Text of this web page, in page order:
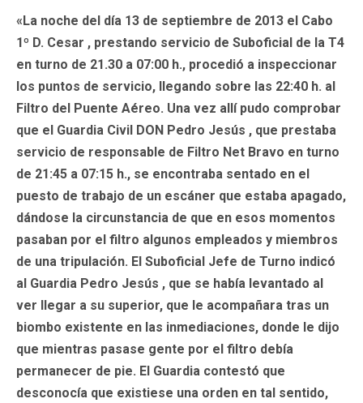
«La noche del día 13 de septiembre de 2013 el Cabo
1º D. Cesar , prestando servicio de Suboficial de la T4
en turno de 21.30 a 07:00 h., procedió a inspeccionar
los puntos de servicio, llegando sobre las 22:40 h. al
Filtro del Puente Aéreo. Una vez allí pudo comprobar
que el Guardia Civil DON Pedro Jesús , que prestaba
servicio de responsable de Filtro Net Bravo en turno
de 21:45 a 07:15 h., se encontraba sentado en el
puesto de trabajo de un escáner que estaba apagado,
dándose la circunstancia de que en esos momentos
pasaban por el filtro algunos empleados y miembros
de una tripulación. El Suboficial Jefe de Turno indicó
al Guardia Pedro Jesús , que se había levantado al
ver llegar a su superior, que le acompañara tras un
biombo existente en las inmediaciones, donde le dijo
que mientras pasase gente por el filtro debía
permanecer de pie. El Guardia contestó que
desconocía que existiese una orden en tal sentido,